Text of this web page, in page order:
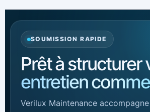
SOUMISSION RAPIDE
Prêt à structurer
entretien
Verilux Maintenance